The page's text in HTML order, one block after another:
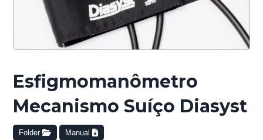
Esfigmomanômetro
Mecanismo Suíço Diasyst
Folder Manual